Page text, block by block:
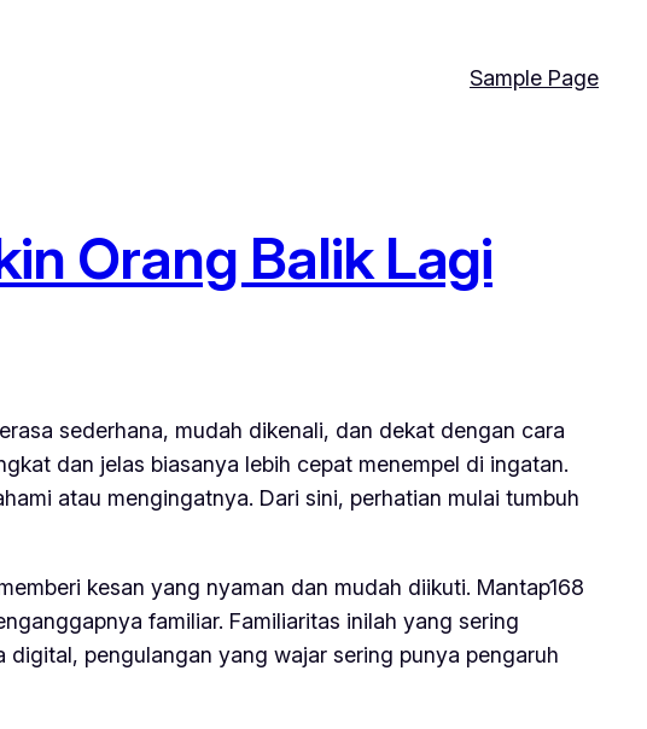
Sample Page
Orang Balik Lagi
sederhana, mudah dikenali, dan dekat dengan cara
dan jelas biasanya lebih cepat menempel di ingatan.
atau mengingatnya. Dari sini, perhatian mulai tumbuh
kesan yang nyaman dan mudah diikuti. Mantap168
familiar. Familiaritas inilah yang sering
pengulangan yang wajar sering punya pengaruh